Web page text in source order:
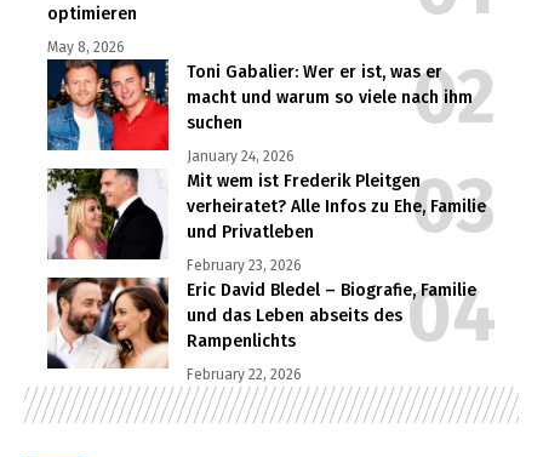
optimieren
May 8, 2026
Toni Gabalier: Wer er ist, was er
macht und warum so viele nach ihm
suchen
January 24, 2026
Mit wem ist Frederik Pleitgen
verheiratet? Alle Infos zu Ehe, Familie
und Privatleben
February 23, 2026
Eric David Bledel – Biografie, Familie
und das Leben abseits des
Rampenlichts
February 22, 2026